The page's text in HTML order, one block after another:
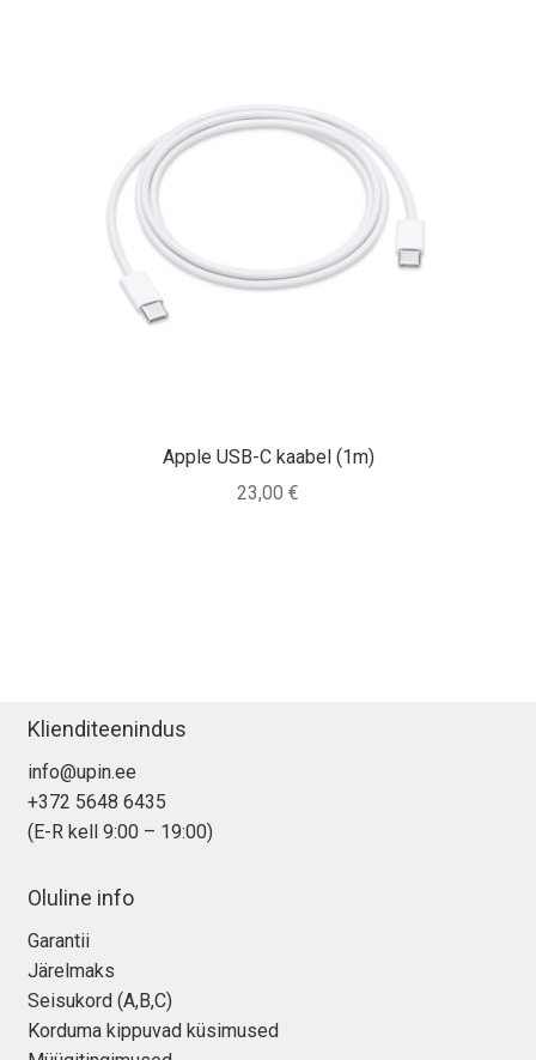
Apple USB-C kaabel (1m)
23,00 €
Klienditeenindus
info@upin.ee
+372 5648 6435
(E-R kell 9:00 – 19:00)
Oluline info
Garantii
Järelmaks
Seisukord (A,B,C)
Korduma kippuvad küsimused